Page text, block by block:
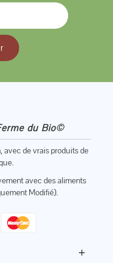
du Bio©
avec de vrais produits de
avec des aliments
Modifié).
+